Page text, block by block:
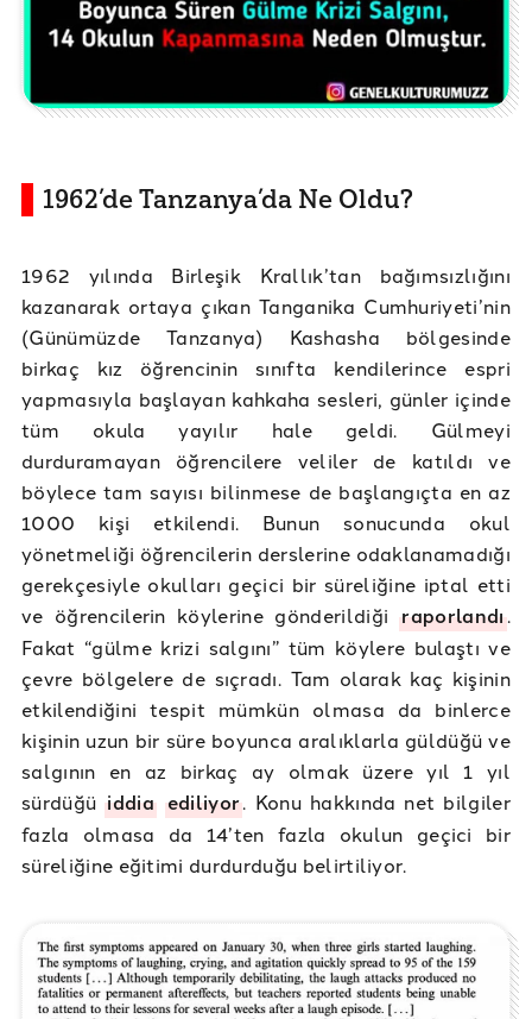
1962’de Tanzanya’da Ne Oldu?
1962 yılında Birleşik Krallık’tan bağımsızlığını
kazanarak ortaya çıkan Tanganika Cumhuriyeti’nin
(Günümüzde Tanzanya) Kashasha bölgesinde
birkaç kız öğrencinin sınıfta kendilerince espri
yapmasıyla başlayan kahkaha sesleri, günler içinde
tüm okula yayılır hale geldi. Gülmeyi
durduramayan öğrencilere veliler de katıldı ve
böylece tam sayısı bilinmese de başlangıçta en az
1000 kişi etkilendi. Bunun sonucunda okul
yönetmeliği öğrencilerin derslerine odaklanamadığı
gerekçesiyle okulları geçici bir süreliğine iptal etti
ve öğrencilerin köylerine gönderildiğiraporlandı.
Fakat “gülme krizi salgını” tüm köylere bulaştı ve
çevre bölgelere de sıçradı. Tam olarak kaç kişinin
etkilendiğini tespit mümkün olmasa da binlerce
kişinin uzun bir süre boyunca aralıklarla güldüğü ve
salgının en az birkaç ay olmak üzere yıl 1 yıl
sürdüğüiddia ediliyor. Konu hakkında net bilgiler
fazla olmasa da 14’ten fazla okulun geçici bir
süreliğine eğitimi durdurduğu belirtiliyor.